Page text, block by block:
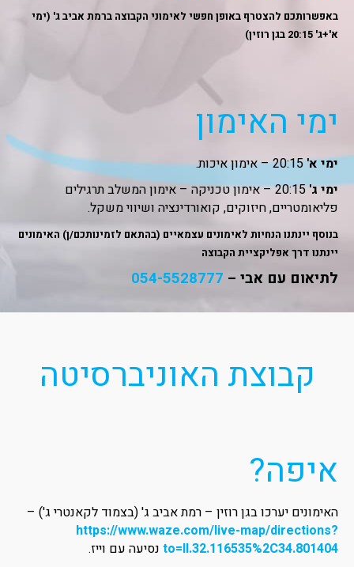
באפשרותכם להצטרף באופן חפשי לאימוני הקבוצה ברמת אביב ג' (ימי
א'+ג' 20:15 בגן רוזין)
ימי האימון
ימי א'20:15 – אימון איכות.
ימי ג'
20:15 – אימון טכניקה – אימון המשלב תרגילים
פליאומטריים, חיזוקים, קואורדינציה ושיווי משקל.
בנוסף יינתנו הנחיות לאימונים עצמאיים (בהתאם לזמינותכם/ן) האימונים
יינתנו דרך אפליקציית הקבוצה
לתיאום עם אבי –
קבוצת האוניברסיטה
איפה?
האימונים יערכו בגן רוזין – רמת אביב ג' (בצמוד לקאנטרי ג') –
https://www.waze.com/live-map/directions?
to=ll.32.116535%2C34.801404 נסיעה עם וייז.